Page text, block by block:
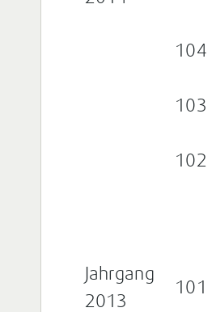
104
103
102
Jahrgang
2013
101